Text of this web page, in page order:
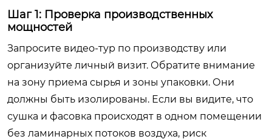
Шаг 1: Проверка производственных
мощностей
Запросите видео-тур по производству или
организуйте личный визит. Обратите внимание
на зону приема сырья и зоны упаковки. Они
должны быть изолированы. Если вы видите, что
сушка и фасовка происходят в одном помещении
без ламинарных потоков воздуха, риск